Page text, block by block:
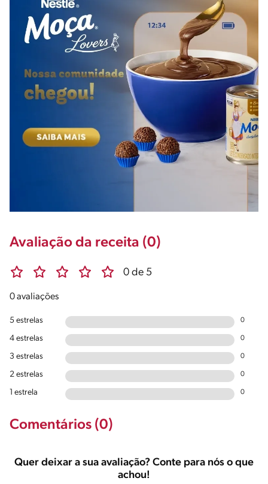
Avaliação da receita (0)
0 de 5
0 avaliações
5 estrelas 0
4 estrelas 0
3 estrelas 0
2 estrelas 0
1 estrela 0
Comentários (0)
Quer deixar a sua avaliação? Conte para nós o que
achou!